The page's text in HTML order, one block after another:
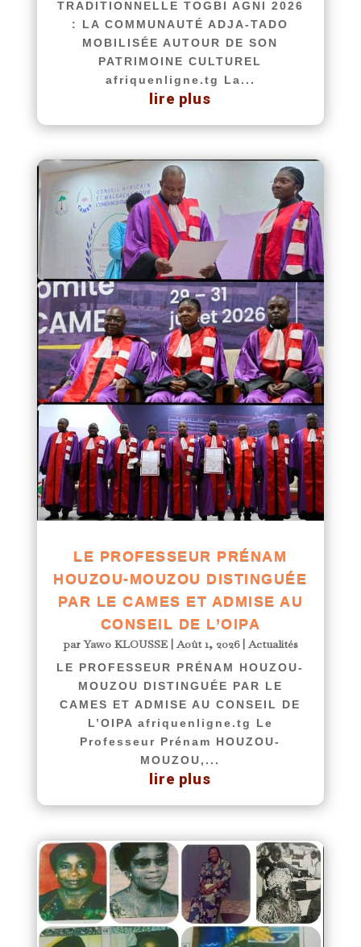
TRADITIONNELLE TOGBI AGNI 2026
: LA COMMUNAUTÉ ADJA-TADO
MOBILISÉE AUTOUR DE SON
PATRIMOINE CULTUREL
afriquenligne.tg La...
lire plus
LE PROFESSEUR PRÉNAM
HOUZOU-MOUZOU DISTINGUÉE
PAR LE CAMES ET ADMISE AU
CONSEIL DE L’OIPA
parYawo KLOUSSE|Août 1, 2026|Actualités
LE PROFESSEUR PRÉNAM HOUZOU-
MOUZOU DISTINGUÉE PAR LE
CAMES ET ADMISE AU CONSEIL DE
L’OIPA afriquenligne.tg Le
Professeur Prénam HOUZOU-
MOUZOU,...
lire plus